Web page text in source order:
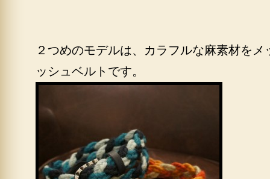
２つめのモデルは、カラフルな麻素材を
ッシュベルトです。